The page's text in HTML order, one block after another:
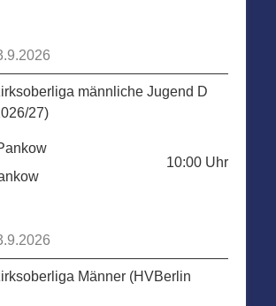
männliche Jugend D
27)
10:00 Uhr
Männer (HVBerlin